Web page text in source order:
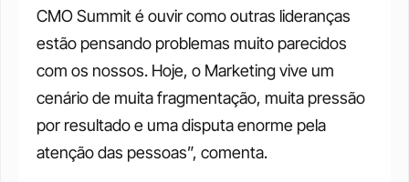
CMO Summit é ouvir como outras lideranças
estão pensando problemas muito parecidos
com os nossos. Hoje, o Marketing vive um
cenário de muita fragmentação, muita pressão
por resultado e uma disputa enorme pela
atenção das pessoas”, comenta.